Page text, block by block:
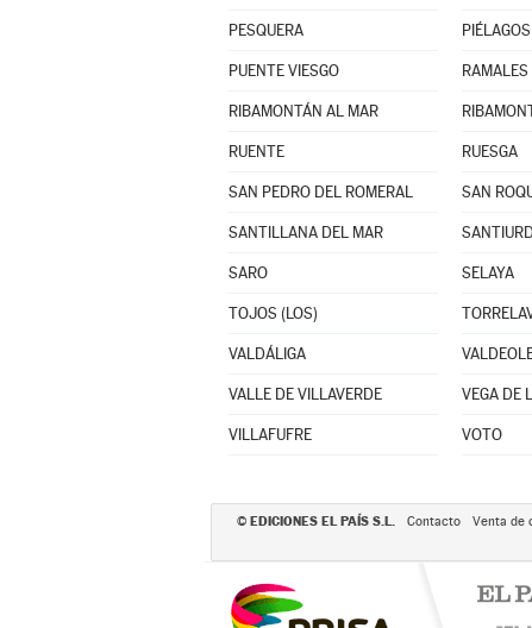
PESQUERA PIÉLAGOS
PUENTE VIESGO
RIBAMONTÁN AL MAR
RUENTE RUESGA
SAN PEDRO DEL ROMERAL SAN
SANTILLANA DEL MAR
SARO SELAYA
TOJOS (LOS)
VALDÁLIGA
VALLE DE VILLAVERDE VEGA DE
VILLAFUFRE VOTO
© EDICIONES EL PAÍS S.L. Contacto Venta de